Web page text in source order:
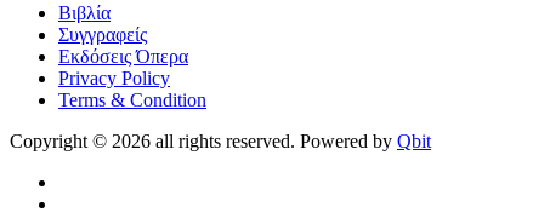
Βιβλία
Συγγραφείς
Εκδόσεις Όπερα
Privacy Policy
Terms & Condition
Copyright © 2026 all rights reserved. Powered by Qbit